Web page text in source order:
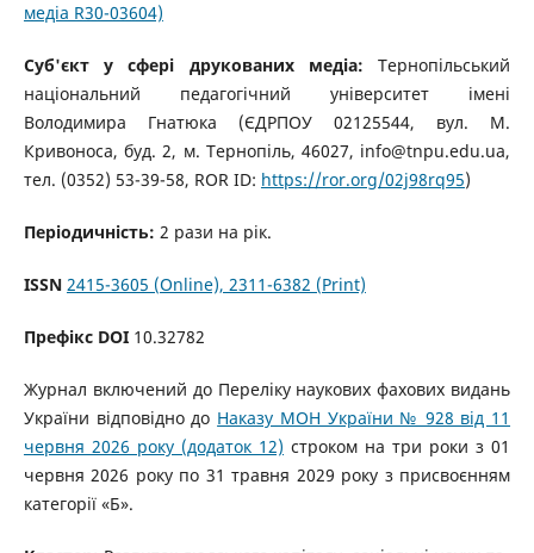
медіа R30-03604)
Суб'єкт у сфері друкованих медіа:Тернопільський
національний педагогічний університет імені
Володимира Гнатюка (ЄДРПОУ 02125544, вул. М.
Кривоноса, буд. 2, м. Тернопіль, 46027, info@tnpu.edu.ua,
тел. (0352) 53-39-58, ROR ID: https://ror.org/02j98rq95)
Періодичність: 2 рази на рік.
ISSN 2415-3605 (Online), 2311-6382 (Print)
Префікс DOI10.32782
Журнал включений до Переліку наукових фахових видань
України відповідно до Наказу МОН України № 928 від 11
червня 2026 року (додаток 12) строком на три роки з 01
червня 2026 року по 31 травня 2029 року з присвоєнням
категорії «Б».